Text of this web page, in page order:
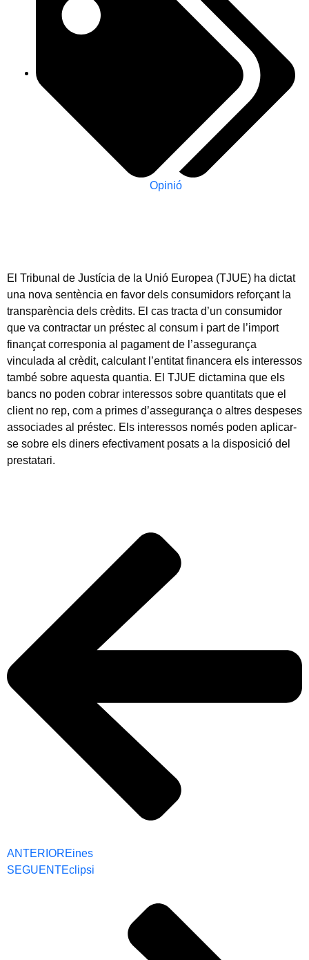
Opinió
El Tribunal de Justícia de la Unió Europea (TJUE) ha dictat
una nova sentència en favor dels consumidors reforçant la
transparència dels crèdits. El cas tracta d’un consumidor
que va contractar un préstec al consum i part de l’import
finançat corresponia al pagament de l’assegurança
vinculada al crèdit, calculant l’entitat financera els interessos
també sobre aquesta quantia. El TJUE dictamina que els
bancs no poden cobrar interessos sobre quantitats que el
client no rep, com a primes d’assegurança o altres despeses
associades al préstec. Els interessos només poden aplicar-
se sobre els diners efectivament posats a la disposició del
prestatari.
ANTERIOREines
SEGUENTEclipsi